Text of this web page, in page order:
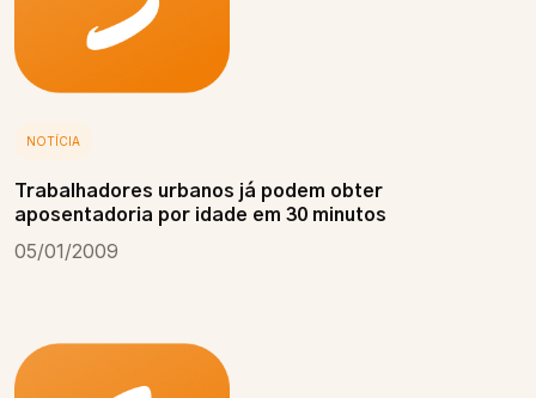
NOTÍCIA
Trabalhadores urbanos já podem obter
aposentadoria por idade em 30 minutos
05/01/2009